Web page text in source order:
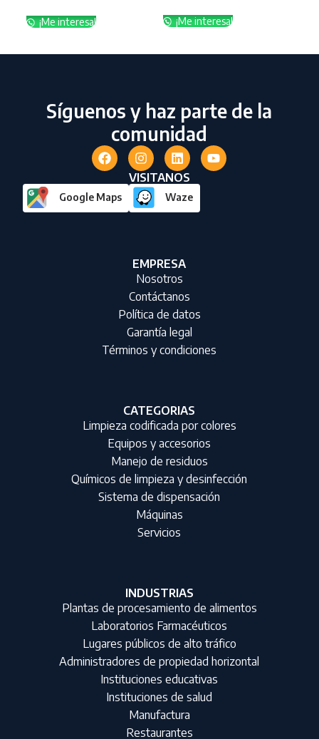
¡Me interesa!
¡Me interesa!
Síguenos y haz parte de la
comunidad
VISITANOS
Google Maps Waze
EMPRESA
Nosotros
Contáctanos
Política de datos
Garantía legal
Términos y condiciones
CATEGORIAS
Limpieza codificada por colores
Equipos y accesorios
Manejo de residuos
Químicos de limpieza y desinfección
Sistema de dispensación
Máquinas
Servicios
INDUSTRIAS
Plantas de procesamiento de alimentos
Laboratorios Farmacéuticos
Lugares públicos de alto tráfico
Administradores de propiedad horizontal
Instituciones educativas
Instituciones de salud
Manufactura
Restaurantes